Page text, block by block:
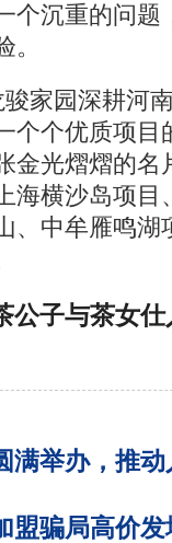
个沉重的问题
家园深耕河
个个优质项目
金光熠熠的名
海横沙岛项目
、中牟雁鸣湖
公子与茶女
满举办，推
盟骗局高价